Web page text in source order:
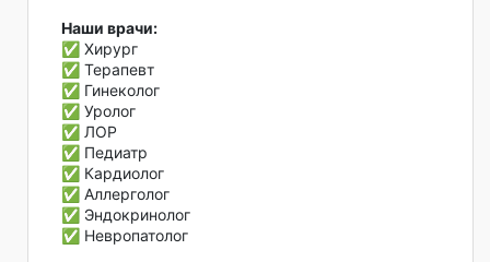
Наши врачи:
✅ Хирург
✅ Терапевт
✅ Гинеколог
✅ Уролог
✅ ЛОР
✅ Педиатр
✅ Кардиолог
✅ Аллерголог
✅ Эндокринолог
✅ Невропатолог